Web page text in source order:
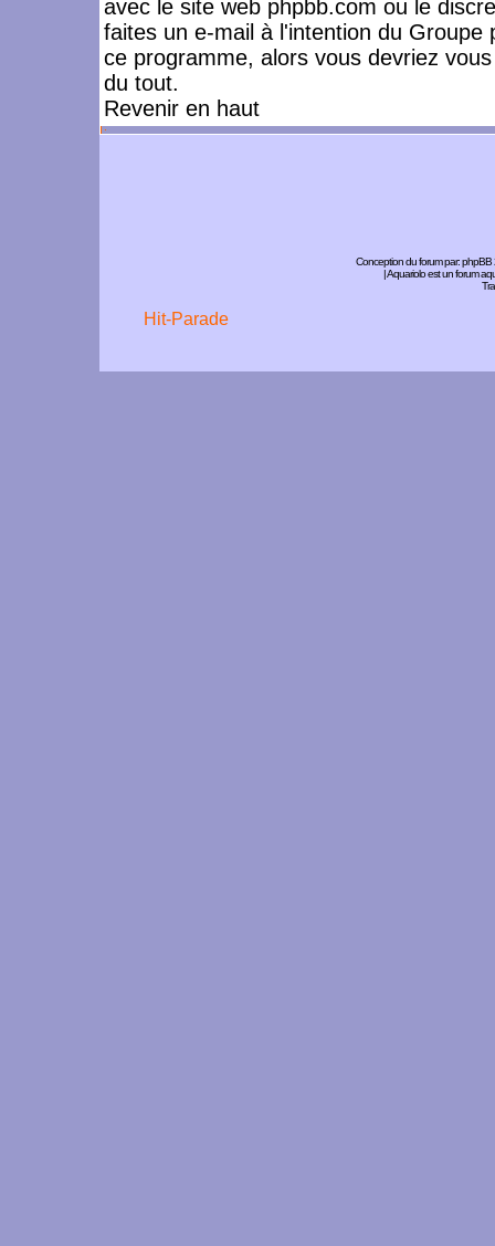
avec le site web phpbb.com ou le
faites un e-mail à l'intention du
ce programme, alors vous devriez
du tout.
Revenir en haut
Conception du forum par:phpBB
| Aquariolo est un forum